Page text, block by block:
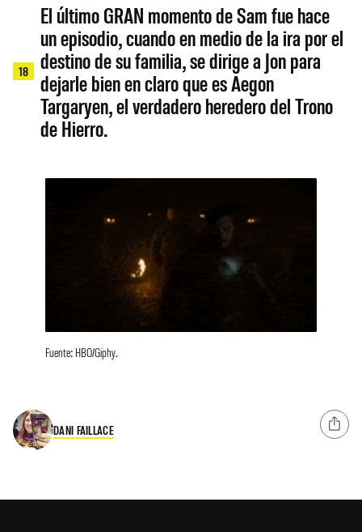
18
El último GRAN momento de Sam fue hace
un episodio, cuando en medio de la ira por el
destino de su familia, se dirige a Jon para
dejarle bien en claro que es Aegon
Targaryen, el verdadero heredero del Trono
de Hierro.
Fuente: HBO/Giphy.
DANI FAILLACE